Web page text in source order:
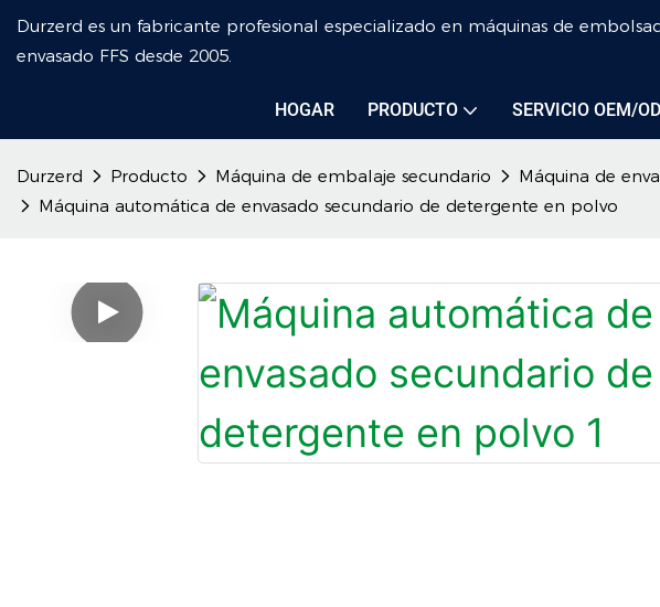
Durzerd es un fabricante profesional especializado en máquinas de
envasado FFS desde 2005.
HOGAR PRODUCTO SERVICIO OEM/
Durzerd Producto Máquina de embalaje secundario
Máquina de
Máquina automática de envasado secundario de detergente en polvo